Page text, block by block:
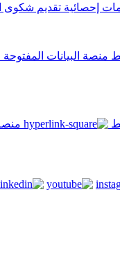
إحصائية تقديم شكوى
منصة البيانات المفتوحة